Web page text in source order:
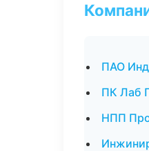
ПАО
ПК Лаб
НПП